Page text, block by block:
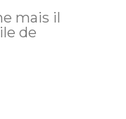
mais il
de